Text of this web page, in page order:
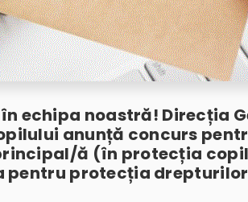
echipa noastră! Direcția
anunță concurs
ă (în protecția
pentru protecția